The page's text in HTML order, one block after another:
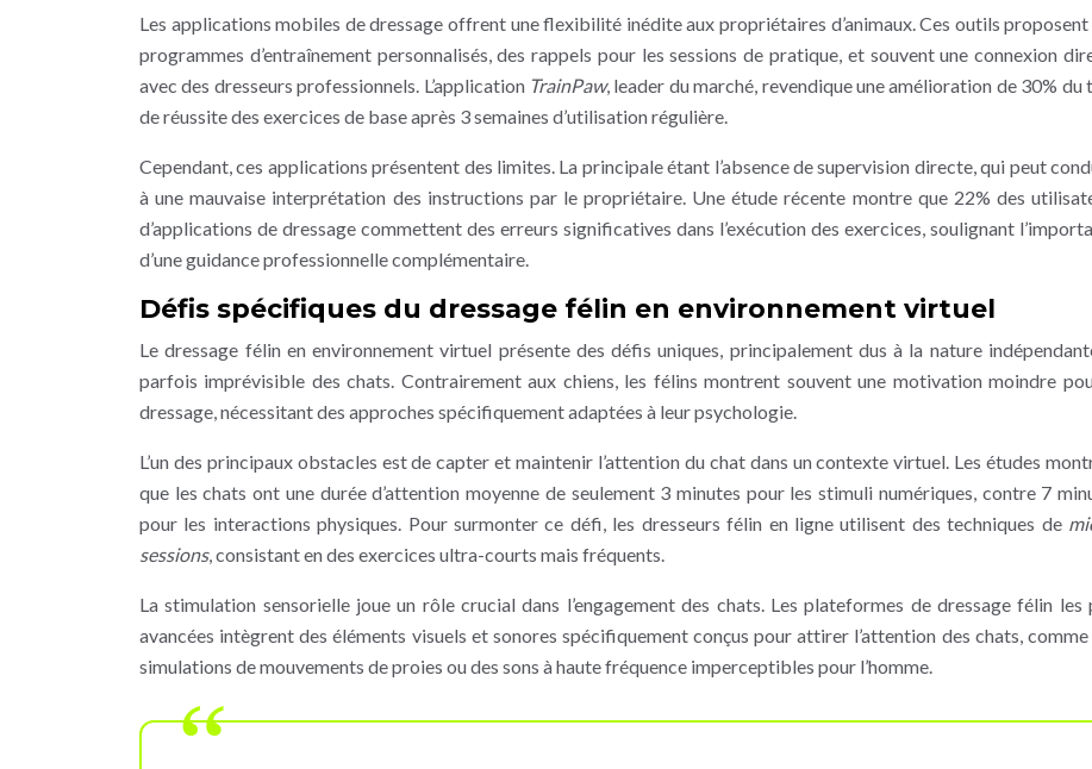
Les applications mobiles de dressage offrent une flexibilité inédite aux propriétaires d’animaux. Ces outils proposent
programmes d’entraînement personnalisés, des rappels pour les sessions de pratique, et souvent une connexion
avec des dresseurs professionnels. L’application TrainPaw, leader du marché, revendique une amélioration de 30% du
de réussite des exercices de base après 3 semaines d’utilisation régulière.
Cependant, ces applications présentent des limites. La principale étant l’absence de supervision directe, qui peut
à une mauvaise interprétation des instructions par le propriétaire. Une étude récente montre que 22% des
d’applications de dressage commettent des erreurs significatives dans l’exécution des exercices, soulignant
d’une guidance professionnelle complémentaire.
Défis spécifiques du dressage félin en environnement virtuel
Le dressage félin en environnement virtuel présente des défis uniques, principalement dus à la nature
parfois imprévisible des chats. Contrairement aux chiens, les félins montrent souvent une motivation moindre
dressage, nécessitant des approches spécifiquement adaptées à leur psychologie.
L’un des principaux obstacles est de capter et maintenir l’attention du chat dans un contexte virtuel. Les études
que les chats ont une durée d’attention moyenne de seulement 3 minutes pour les stimuli numériques, contre 7
pour les interactions physiques. Pour surmonter ce défi, les dresseurs félin en ligne utilisent des techniques de
sessions, consistant en des exercices ultra-courts mais fréquents.
La stimulation sensorielle joue un rôle crucial dans l’engagement des chats. Les plateformes de dressage félin les
avancées intègrent des éléments visuels et sonores spécifiquement conçus pour attirer l’attention des chats, comme
simulations de mouvements de proies ou des sons à haute fréquence imperceptibles pour l’homme.